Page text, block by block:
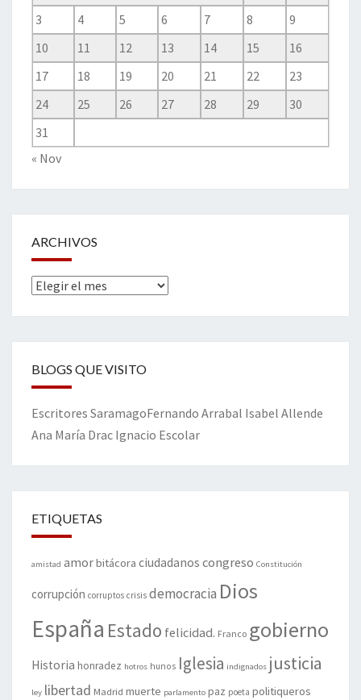
3
4 5 6 7 8
9
10
11 12 13 14 15
16
17
18 19 20 21 22
23
24
25 26 27 28 29
30
31
« Nov
ARCHIVOS
Archivos
BLOGS QUE VISITO
Escritores SaramagoFernando Arrabal Isabel Allende
Ana María Drac Ignacio Escolar
ETIQUETAS
amistad amorbitácora ciudadanos congreso Constitución
corrupción corruptos crisis democracia Dios
España Estado felicidad. Franco gobierno
Historia honradez hotros hunos Iglesia indignados justicia
ley libertad Madrid muerte parlamento paz poeta politiqueros